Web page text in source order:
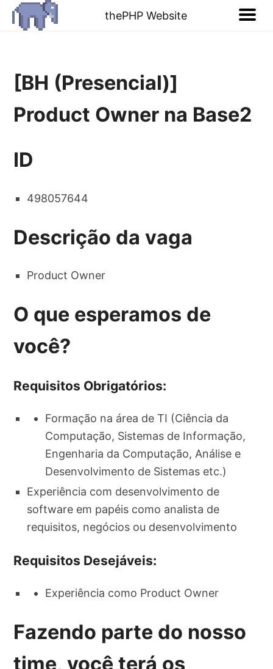
thePHP Website
[BH (Presencial)]
Product Owner na Base2
ID
498057644
Descrição da vaga
Product Owner
O que esperamos de
você?
Requisitos Obrigatórios:
Formação na área de TI (Ciência da
Computação, Sistemas de Informação,
Engenharia da Computação, Análise e
Desenvolvimento de Sistemas etc.)
Experiência com desenvolvimento de
software em papéis como analista de
requisitos, negócios ou desenvolvimento
Requisitos Desejáveis:
Experiência como Product Owner
Fazendo parte do nosso
time, você terá os